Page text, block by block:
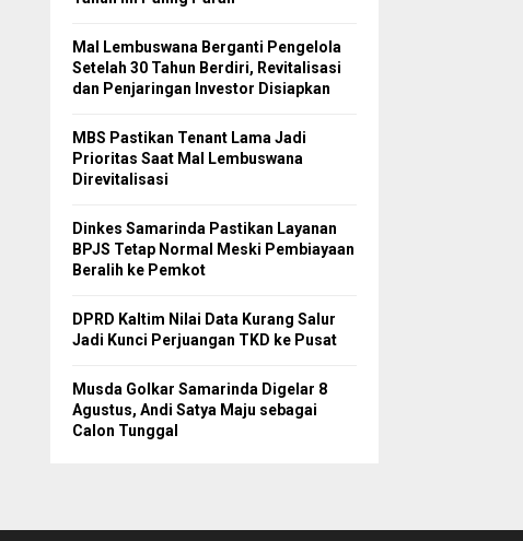
Mal Lembuswana Berganti Pengelola
Setelah 30 Tahun Berdiri, Revitalisasi
dan Penjaringan Investor Disiapkan
MBS Pastikan Tenant Lama Jadi
Prioritas Saat Mal Lembuswana
Direvitalisasi
Dinkes Samarinda Pastikan Layanan
BPJS Tetap Normal Meski Pembiayaan
Beralih ke Pemkot
DPRD Kaltim Nilai Data Kurang Salur
Jadi Kunci Perjuangan TKD ke Pusat
Musda Golkar Samarinda Digelar 8
Agustus, Andi Satya Maju sebagai
Calon Tunggal